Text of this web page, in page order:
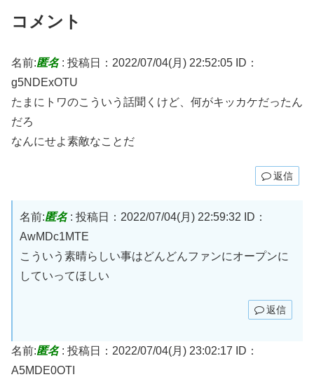
コメント
名前:匿名: 投稿日：2022/07/04(月) 22:52:05 ID：
g5NDExOTU
たまにトワのこういう話聞くけど、何がキッカケだったん
だろ
なんにせよ素敵なことだ
返信
名前:匿名: 投稿日：2022/07/04(月) 22:59:32
ID：
AwMDc1MTE
こういう素晴らしい事はどんどんファンにオープンに
していってほしい
返信
名前:匿名: 投稿日：2022/07/04(月) 23:02:17
ID：
A5MDE0OTI